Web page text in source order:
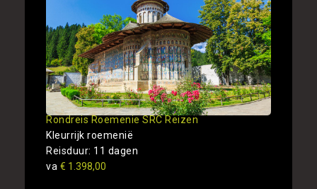
Rondreis Roemenie SRC Reizen
Kleurrijk roemenië
Reisduur: 11 dagen
va € 1.398,00